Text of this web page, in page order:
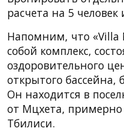
расчета на 5
Напомним, что «Villa
собой комплекс,
оздоровительного
открытого бассейна,
Он находится в
от Мцхета, примерно
Тбилиси.